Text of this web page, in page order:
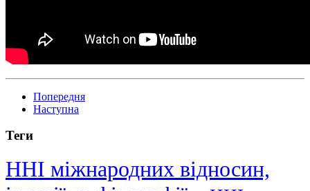
Попередня
Наступна
Теги
ННІ міжнародних відносин,